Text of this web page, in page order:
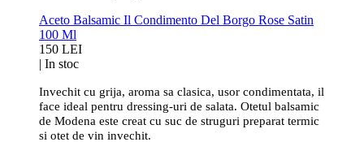
Aceto Balsamic Il Condimento Del Borgo Rose Satin
100 Ml
150 LEI
| In stoc
Invechit cu grija, aroma sa clasica, usor condimentata, il
face ideal pentru dressing-uri de salata. Otetul balsamic
de Modena este creat cu suc de struguri preparat termic
si otet de vin invechit.